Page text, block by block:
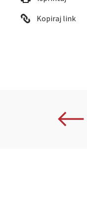
Kopiraj link